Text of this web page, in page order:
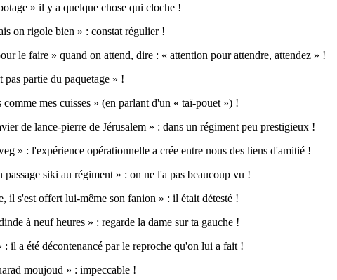
» il y a quelque chose qui cloche !
on rigole bien » : constat régulier !
le faire » quand on attend, dire : « attention pour attendre, attendez » !
pas partie du paquetage » !
comme mes cuisses » (en parlant d'un « taï-pouet ») !
de lance-pierre de Jérusalem » : dans un régiment peu prestigieux !
» : l'expérience opérationnelle a crée entre nous des liens d'amitié !
siki au régiment » : on ne l'a pas beaucoup vu !
il s'est offert lui-même son fanion » : il était détesté !
à neuf heures » : regarde la dame sur ta gauche !
: il a été décontenancé par le reproche qu'on lui a fait !
moujoud » : impeccable !